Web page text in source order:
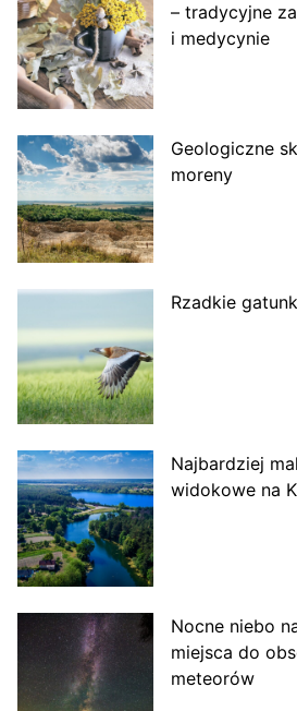
– tradycyjne
i medycynie
Geologiczne
moreny
Rzadkie
Najbardziej
widokowe na
Nocne niebo
miejsca do
meteorów